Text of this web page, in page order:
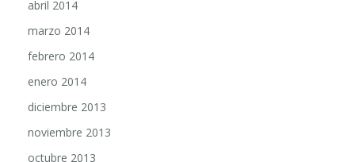
marzo 2014
febrero 2014
enero 2014
diciembre 2013
noviembre 2013
octubre 2013